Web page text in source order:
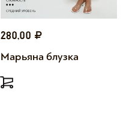
280,00
Марьяна блузка